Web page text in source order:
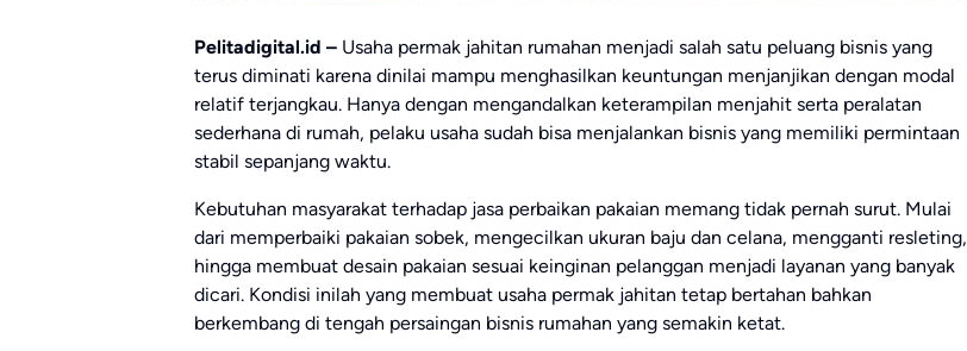
Pelitadigital.id – Usaha permak jahitan rumahan menjadi salah satu peluang bisnis yang
terus diminati karena dinilai mampu menghasilkan keuntungan menjanjikan dengan modal
relatif terjangkau. Hanya dengan mengandalkan keterampilan menjahit serta peralatan
sederhana di rumah, pelaku usaha sudah bisa menjalankan bisnis yang memiliki permintaan
stabil sepanjang waktu.
Kebutuhan masyarakat terhadap jasa perbaikan pakaian memang tidak pernah surut. Mulai
dari memperbaiki pakaian sobek, mengecilkan ukuran baju dan celana, mengganti resleting,
hingga membuat desain pakaian sesuai keinginan pelanggan menjadi layanan yang banyak
dicari. Kondisi inilah yang membuat usaha permak jahitan tetap bertahan bahkan
berkembang di tengah persaingan bisnis rumahan yang semakin ketat.